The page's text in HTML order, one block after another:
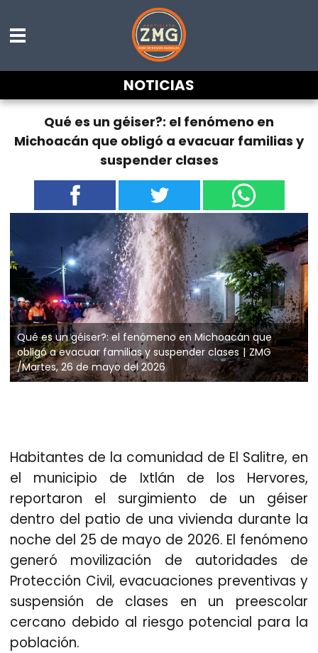
NOTICIAS
Qué es un géiser?: el fenómeno en
Michoacán que obligó a evacuar familias y
suspender clases
Qué es un géiser?: el fenómeno en Michoacán que
obligó a evacuar familias y suspender clases
ZMG
/Martes, 26 de mayo del 2026
Habitantes de la comunidad de El Salitre, en
el municipio de Ixtlán de los Hervores,
reportaron el surgimiento de un géiser
dentro del patio de una vivienda durante la
noche del 25 de mayo de 2026. El fenómeno
generó movilización de autoridades de
Protección Civil, evacuaciones preventivas y
suspensión de clases en un preescolar
cercano debido al riesgo potencial para la
población.